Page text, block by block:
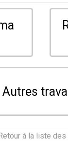
Autres
à la liste